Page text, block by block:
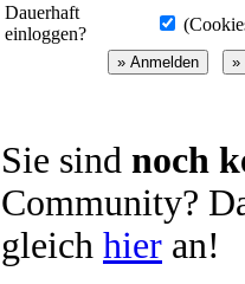
Dauerhaft
einloggen?
Sie sind noch
Community?
gleich hier an!